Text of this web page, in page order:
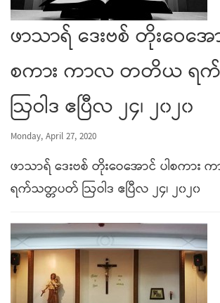
ဖာသာရ် ဒေးဗစ် တိုးဝေအေ
စကား ကာလ တတိယ ရ
ဩဝါဒ ဧပြီလ ၂၄၊ ၂၀၂၀
Monday, April 27, 2020
ဖာသာရ် ဒေးဗစ် တိုးဝေအောင် ပါစကာ
ရက်သတ္တပတ် ဩဝါဒ ဧပြီလ ၂၄၊ ၂၀၂၀